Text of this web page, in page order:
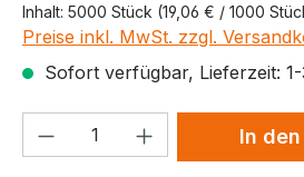
Inhalt: 5000 Stück (19,06 € / 1000
Preise inkl. MwSt. zzgl.
Sofort verfügbar, Lieferzeit: 1-
Produkt Anzahl: Gib
In